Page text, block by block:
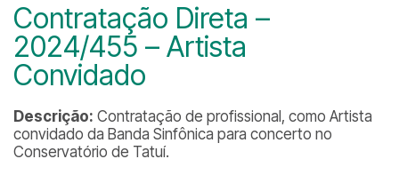
Contratação Direta –
2024/455 – Artista
Convidado
Descrição: Contratação de profissional, como Artista
convidado da Banda Sinfônica para concerto no
Conservatório de Tatuí.